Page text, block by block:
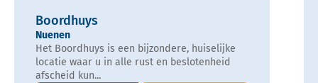
Boordhuys
Nuenen
Het Boordhuys is een bijzondere, huiselijke
locatie waar u in alle rust en beslotenheid
afscheid kun...